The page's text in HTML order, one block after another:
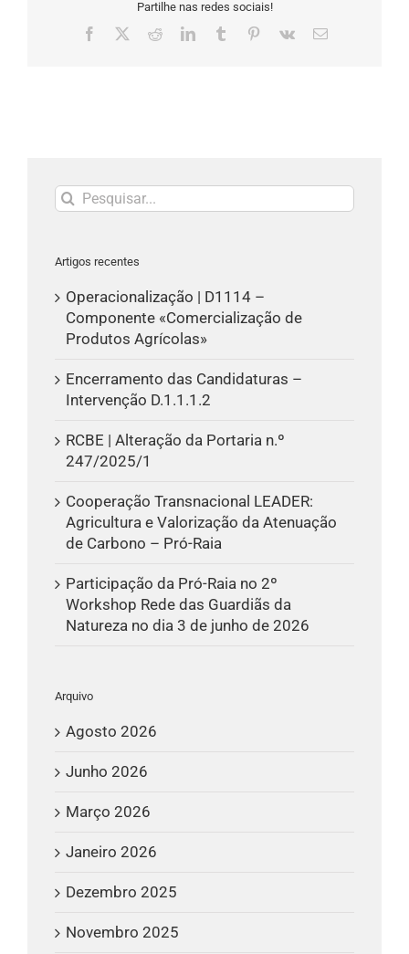
Partilhe nas redes sociais!
Facebook RedditLinkedInTumblr Pinterest
Vk
Email
Pesquisar
Artigos recentes
Operacionalização | D1114 –
Componente «Comercialização de
Produtos Agrícolas»
Encerramento das Candidaturas –
Intervenção D.1.1.1.2
RCBE | Alteração da Portaria n.º
247/2025/1
Cooperação Transnacional LEADER:
Agricultura e Valorização da Atenuação
de Carbono – Pró-Raia
Participação da Pró-Raia no 2º
Workshop Rede das Guardiãs da
Natureza no dia 3 de junho de 2026
Arquivo
Agosto 2026
Junho 2026
Março 2026
Janeiro 2026
Dezembro 2025
Novembro 2025